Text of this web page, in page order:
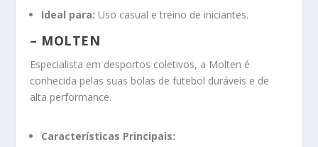
Ideal para: Uso casual e treino de iniciantes.
– MOLTEN
Especialista em desportos coletivos, a Molten é
conhecida pelas suas bolas de futebol duráveis e de
alta performance.
Características Principais: